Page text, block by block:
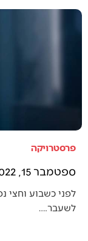
פרסטרויקה
ספטמבר 15, 2022
לפני כשבוע וחצי
לשעבר.…